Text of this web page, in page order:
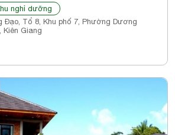
nghỉ dưỡng
Đạo, Tổ 8, Khu phố 7, Phường Dương
Kiên Giang